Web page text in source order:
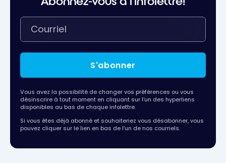
S'abonner
Vous avez la possibilité de changer vos préférences ou vous
désinscrire à tout moment en cliquant sur l’un des hyperliens
disponibles au bas de chaque infolettre.
Si vous êtes déjà abonné et souhaiteriez vous désabonner, vous
pouvez cliquer sur le lien en bas de l’un de nos courriels.